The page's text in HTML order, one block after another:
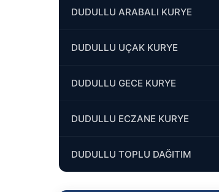
DUDULLU ARABALI KURYE
DUDULLU UÇAK KURYE
DUDULLU GECE KURYE
DUDULLU ECZANE KURYE
DUDULLU TOPLU DAĞITIM